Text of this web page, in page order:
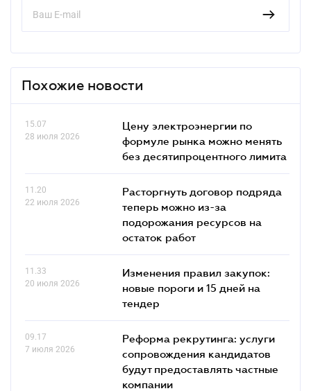
Похожие новости
15.07
28 июля 2026
Цену электроэнергии по
формуле рынка можно менять
без десятипроцентного лимита
11.20
22 июля 2026
Расторгнуть договор подряда
теперь можно из-за
подорожания ресурсов на
остаток работ
11.33
20 июля 2026
Изменения правил закупок:
новые пороги и 15 дней на
тендер
09.17
7 июля 2026
Реформа рекрутинга: услуги
сопровождения кандидатов
будут предоставлять частные
компании